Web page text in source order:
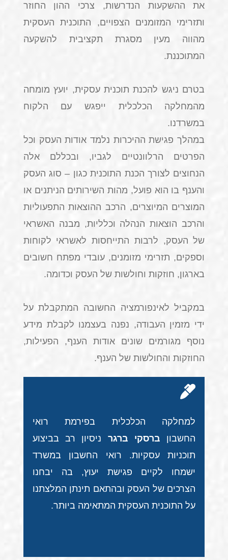
את ההשקעות הנדרשות, צרכי ההון החוזר
ותזרימי המזומנים הצפויים, התוכנית העסקית
מהווה מעין מסגרת תקציבית להשקעה
המתוכננת.
בטרם ניגש להכנת תוכנית עסקית, יועץ מומחה
מהמחלקה הכלכלית ייפגש עם הלקוח
במשרדנו.
במהלך פגישת ההיכרות נלמד אודות העסק וכל
הפרטים הרלוונטיים לגביו, ובכללם אלה
הנחוצים לצורך הכנת התוכנית כגון – סוג העסק
והענף בו הוא פועל, מהות השירותים הניתנים או
המוצרים המיוצרים, הרכב ההוצאות התפעוליות
והרכב הוצאות הנהלה וכלליות, מבנה האשראי
של העסק, לרבות התייחסות לאשראי לקוחות
וספקים, תזרימי מזומנים, עובדי מפתח חשובים
בארגון, חוזקות וחולשות של העסק וכדומה.
במקביל לאינפורמציה החשובה המתקבלת על
ידי מזמין העבודה, נפנה בעצמנו לקבלת מידע
נוסף מגורמים שונים אודות הענף, הפעילות,
החוזקות והחולשות של הענף.
למחלקה הכלכלית בפירמת רואי
החשבון ברסקי ברגר ניסיון רב בביצוע
תוכניות עסקיות. רואי החשבון במשרד
ישמחו לקיים פגישת יעוץ, בה יבחנו
הצרכים של העסק ובהתאם תינתן המלצתנו
על התוכנית העסקית המתאימה ביותר.